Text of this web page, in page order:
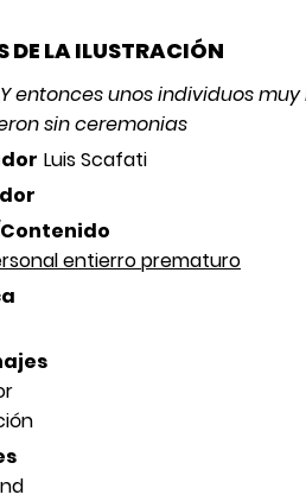
DE LA ILUSTRACIÓN
Y entonces unos individuos
sin ceremonias
Luis Scafati
entierro prematuro